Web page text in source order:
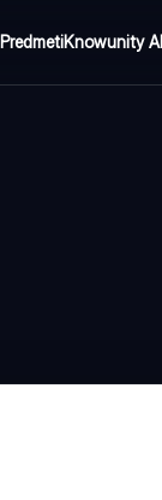
PredmetiKnowunity AI